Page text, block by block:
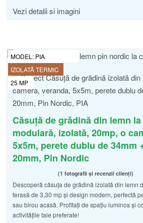
Vezi detalii si imagini
MODEL: PIA
IZOLATĂ TERMIC
25 MP
Căsuță de grădină din lemn
modulară, izolată, 20mp, o
5x5m, perete dublu de 34mm
20mm, Pin Nordic
Evaluat la5.00din 5
1 fotografii și recenzii clienți
Descoperă căsuța de grădină izolată din lemn
terasă de 3,30 mp și design modern, perfectă
sau birou acasă. Profitați de spațiu luminos și
activitățile tale preferate!